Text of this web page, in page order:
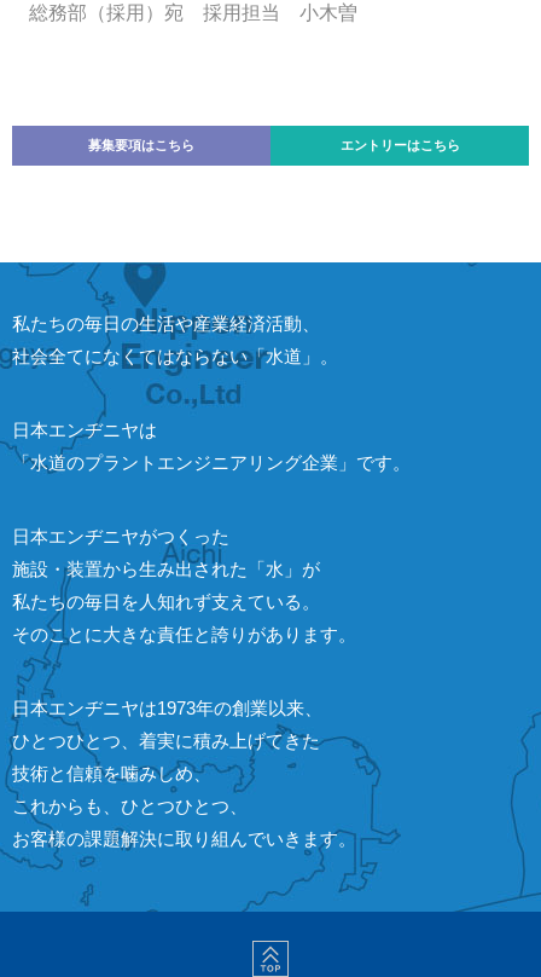
総務部（採用）宛 採用担当 小木曽
募集要項はこちら エントリーはこちら
私たちの毎日の生活や産業経済活動、
社会全てになくてはならない「水道」。
日本エンヂニヤは
「水道のプラントエンジニアリング企業」です。
日本エンヂニヤがつくった
施設・装置から生み出された「水」が
私たちの毎日を人知れず支えている。
そのことに大きな責任と誇りがあります。
日本エンヂニヤは1973年の創業以来、
ひとつひとつ、着実に積み上げてきた
技術と信頼を噛みしめ、
これからも、ひとつひとつ、
お客様の課題解決に取り組んでいきます。